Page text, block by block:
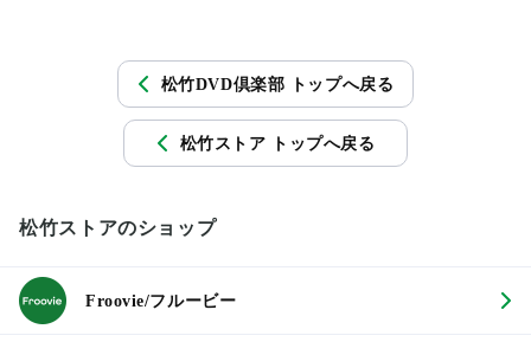
松竹DVD倶楽部 トップへ戻る
松竹ストア トップへ戻る
松竹ストアのショップ
Froovie/フルービー